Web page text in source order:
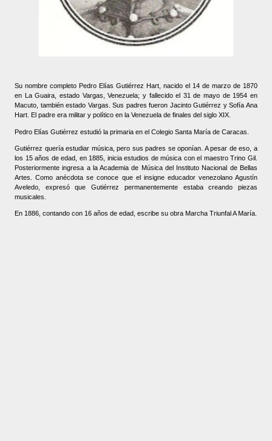
Su nombre completo Pedro Elías Gutiérrez Hart, nacido el 14 de marzo de 1870
en La Guaira, estado Vargas, Venezuela; y fallecido el 31 de mayo de 1954 en
Macuto, también estado Vargas. Sus padres fueron Jacinto Gutiérrez y Sofía Ana
Hart. El padre era militar y político en la Venezuela de finales del siglo XIX.
Pedro Elías Gutiérrez estudió la primaria en el Colegio Santa María de Caracas.
Gutiérrez quería estudiar música, pero sus padres se oponían. A pesar de eso, a
los 15 años de edad, en 1885, inicia estudios de música con el maestro Trino Gil.
Posteriormente ingresa a la Academia de Música del Instituto Nacional de Bellas
Artes. Como anécdota se conoce que el insigne educador venezolano Agustín
Aveledo, expresó que Gutiérrez permanentemente estaba creando piezas
musicales.
En 1886, contando con 16 años de edad, escribe su obra Marcha Triunfal A María.